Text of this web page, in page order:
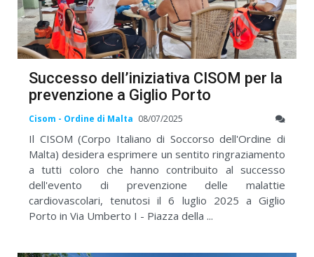
Successo dell’iniziativa CISOM per la
prevenzione a Giglio Porto
Cisom - Ordine di Malta 08/07/2025
Il CISOM (Corpo Italiano di Soccorso dell'Ordine di
Malta) desidera esprimere un sentito ringraziamento
a tutti coloro che hanno contribuito al successo
dell'evento di prevenzione delle malattie
cardiovascolari, tenutosi il 6 luglio 2025 a Giglio
Porto in Via Umberto I - Piazza della ...